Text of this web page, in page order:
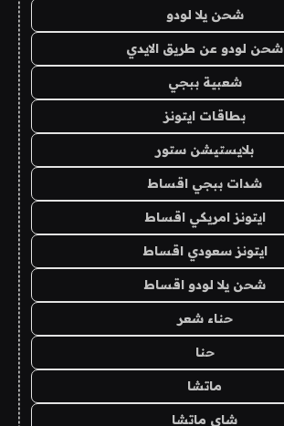
شحن يلا لودو
شحن لودو عن طريق الايدي
شعبية ببجي
بطاقات ايتونز
بلايستيشن ستور
شدات ببجي اقساط
ايتونز امريكي اقساط
ايتونز سعودي اقساط
شحن يلا لودو اقساط
حناء شعر
حنا
ماتشا
شاي ماتشا